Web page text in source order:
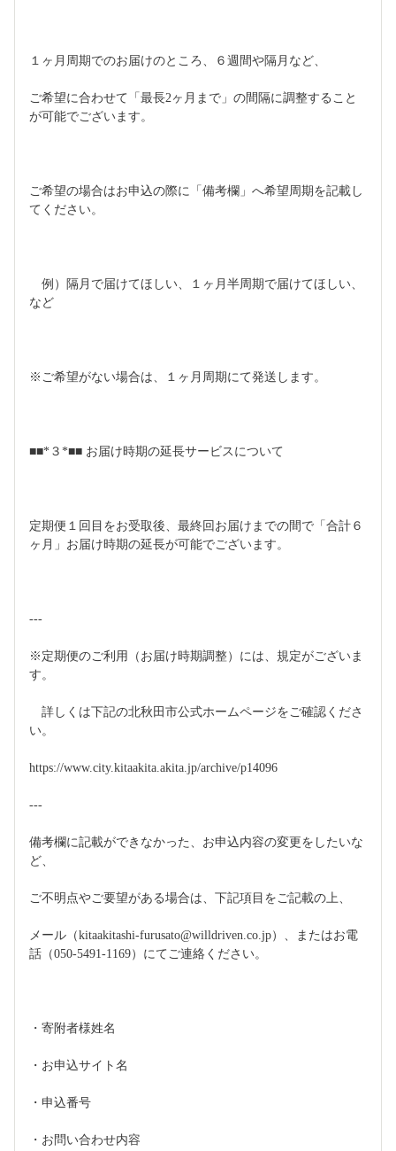
１ヶ月周期でのお届けのところ、６週間や隔月など、
ご希望に合わせて「最長2ヶ月まで」の間隔に調整すること
が可能でございます。
ご希望の場合はお申込の際に「備考欄」へ希望周期を記載し
てください。
例）隔月で届けてほしい、１ヶ月半周期で届けてほしい、
など
※ご希望がない場合は、１ヶ月周期にて発送します。
■■*３*■■ お届け時期の延長サービスについて
定期便１回目をお受取後、最終回お届けまでの間で「合計６
ヶ月」お届け時期の延長が可能でございます。
---
※定期便のご利用（お届け時期調整）には、規定がございま
す。
詳しくは下記の北秋田市公式ホームページをご確認くださ
い。
https://www.city.kitaakita.akita.jp/archive/p14096
---
備考欄に記載ができなかった、お申込内容の変更をしたいな
ど、
ご不明点やご要望がある場合は、下記項目をご記載の上、
メール（kitaakitashi-furusato@willdriven.co.jp）、またはお電
話（050-5491-1169）にてご連絡ください。
・寄附者様姓名
・お申込サイト名
・申込番号
・お問い合わせ内容